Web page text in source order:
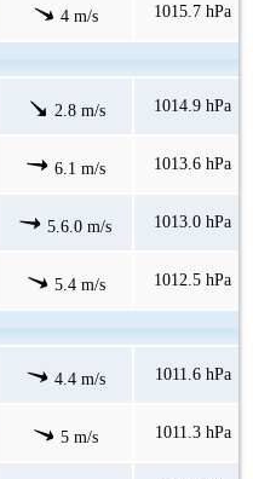
4 m/s 1015.7 hPa
2.8 m/s 1014.9 hPa
6.1 m/s 1013.6 hPa
5.6.0 m/s 1013.0 hPa
5.4 m/s 1012.5 hPa
4.4 m/s 1011.6 hPa
5 m/s 1011.3 hPa